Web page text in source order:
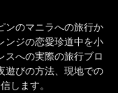
ンのマニラへの旅行か
ンジの恋愛珍道中を小
スへの実際の旅行ブロ
遊びの方法、現地での
します。